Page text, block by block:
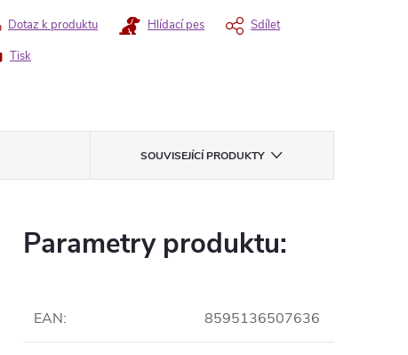
Tisk
Dotaz k produktu Hlídací pes Sdílet
SOUVISEJÍCÍ PRODUKTY
Parametry produktu:
EAN: 8595136507636